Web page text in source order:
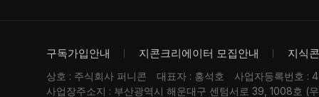
구독가입안내 지콘크리에이터 모집안내 지식
상호 : 주식회사 퍼니콘 대표자 : 홍석호
사업자등록번호 :
사업장주소지 : 부산광역시 해운대구 센텀서로 39, 1008호 (